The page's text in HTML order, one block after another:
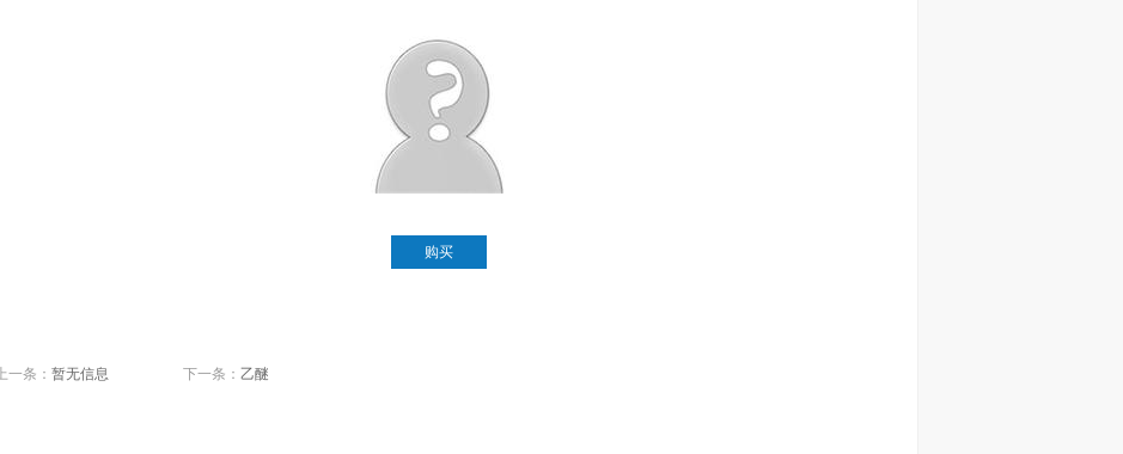
购买
上一条： 暂无信息 下一条： 乙醚